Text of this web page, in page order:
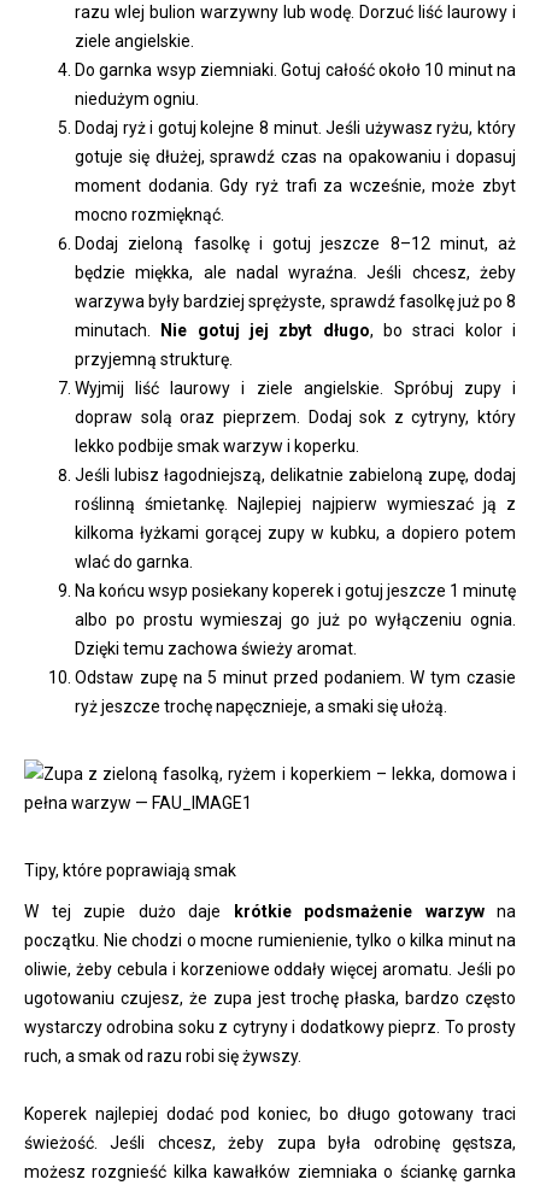
razu wlej bulion warzywny lub wodę. Dorzuć liść laurowy i
ziele angielskie.
Do garnka wsyp ziemniaki. Gotuj całość około 10 minut na
niedużym ogniu.
Dodaj ryż i gotuj kolejne 8 minut. Jeśli używasz ryżu, który
gotuje się dłużej, sprawdź czas na opakowaniu i dopasuj
moment dodania. Gdy ryż trafi za wcześnie, może zbyt
mocno rozmięknąć.
Dodaj zieloną fasolkę i gotuj jeszcze 8–12 minut, aż
będzie miękka, ale nadal wyraźna. Jeśli chcesz, żeby
warzywa były bardziej sprężyste, sprawdź fasolkę już po 8
minutach.
Nie gotuj jej zbyt długo, bo straci kolor i
przyjemną strukturę.
Wyjmij liść laurowy i ziele angielskie. Spróbuj zupy i
dopraw solą oraz pieprzem. Dodaj sok z cytryny, który
lekko podbije smak warzyw i koperku.
Jeśli lubisz łagodniejszą, delikatnie zabieloną zupę, dodaj
roślinną śmietankę. Najlepiej najpierw wymieszać ją z
kilkoma łyżkami gorącej zupy w kubku, a dopiero potem
wlać do garnka.
Na końcu wsyp posiekany koperek i gotuj jeszcze 1 minutę
albo po prostu wymieszaj go już po wyłączeniu ognia.
Dzięki temu zachowa świeży aromat.
Odstaw zupę na 5 minut przed podaniem. W tym czasie
ryż jeszcze trochę napęcznieje, a smaki się ułożą.
Tipy, które poprawiają smak
W tej zupie dużo daje krótkie podsmażenie warzywna
początku. Nie chodzi o mocne rumienienie, tylko o kilka minut na
oliwie, żeby cebula i korzeniowe oddały więcej aromatu. Jeśli po
ugotowaniu czujesz, że zupa jest trochę płaska, bardzo często
wystarczy odrobina soku z cytryny i dodatkowy pieprz. To prosty
ruch, a smak od razu robi się żywszy.
Koperek najlepiej dodać pod koniec, bo długo gotowany traci
świeżość. Jeśli chcesz, żeby zupa była odrobinę gęstsza,
możesz rozgnieść kilka kawałków ziemniaka o ściankę garnka